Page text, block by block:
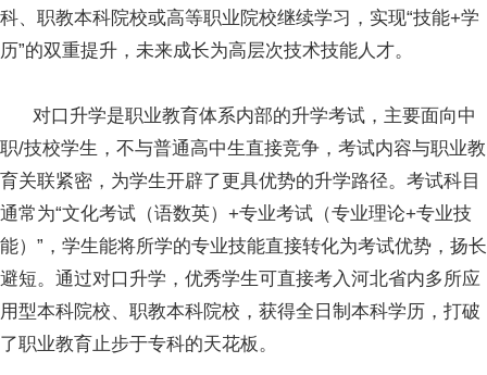
科、职教本科院校或高等职业院校继续学习，实现“技能+学
历”的双重提升，未来成长为高层次技术技能人才。
对口升学是职业教育体系内部的升学考试，主要面向中
职/技校学生，不与普通高中生直接竞争，考试内容与职业教
育关联紧密，为学生开辟了更具优势的升学路径。考试科目
通常为“文化考试（语数英）+专业考试（专业理论+专业技
能）”，学生能将所学的专业技能直接转化为考试优势，扬长
避短。通过对口升学，优秀学生可直接考入河北省内多所应
用型本科院校、职教本科院校，获得全日制本科学历，打破
了职业教育止步于专科的天花板。